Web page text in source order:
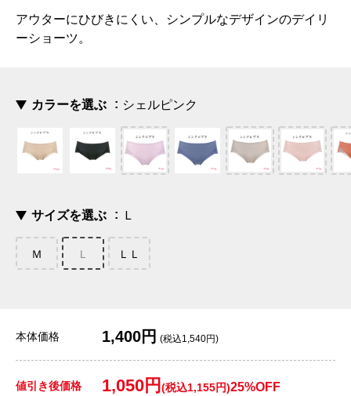
アウターにひびきにくい、シンプルなデザインのデイリ
ーショーツ。
カラーを選ぶ シェルピンク
サイズを選ぶ Ｌ
Ｍ Ｌ ＬＬ
本体価格 1,400円 (税込1,540円)
値引き後価格 1,050円 (税込1,155円)25%OFF